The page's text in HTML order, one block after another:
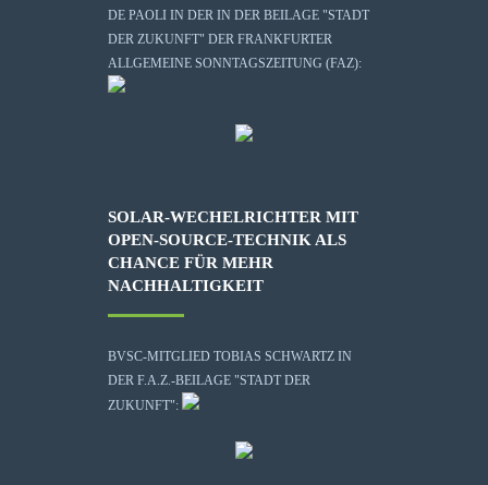
DE PAOLI IN DER IN DER BEILAGE "STADT
DER ZUKUNFT" DER FRANKFURTER
ALLGEMEINE SONNTAGSZEITUNG (FAZ):
SOLAR-WECHELRICHTER MIT
OPEN-SOURCE-TECHNIK ALS
CHANCE FÜR MEHR
NACHHALTIGKEIT
BVSC-MITGLIED TOBIAS SCHWARTZ IN
DER F.A.Z.-BEILAGE "STADT DER
ZUKUNFT":